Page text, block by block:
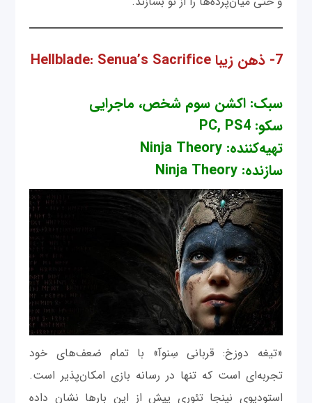
7- ذهن زیبا Hellblade: Senua’s Sacrifice
سبک: اکشن سوم شخص، ماجرایی
سکو: PC, PS4
تهیه‌کننده: Ninja Theory
سازنده: Ninja Theory
«تیغه دوزخ: قربانی سِنوآ» با تمام ضعف‌های خود
تجربه‌ای است که تنها در رسانه بازی امکان‌پذیر است.
استودیوی نینجا تئوری پیش از این بارها نشان داده